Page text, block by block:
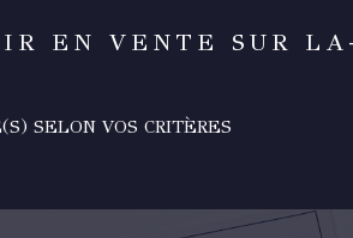
EN VENTE SUR
SELON VOS CRITÈRES